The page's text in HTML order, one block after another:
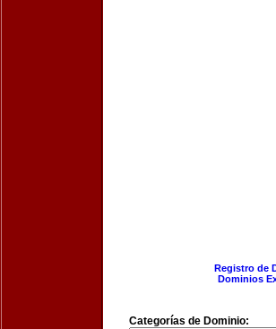
Registro de
Dominios
Categorías de Dominio: